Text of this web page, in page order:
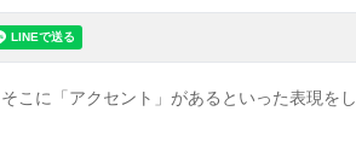
こに「アクセント」があるといった表現をし